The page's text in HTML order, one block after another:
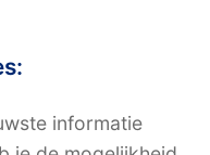
informatie